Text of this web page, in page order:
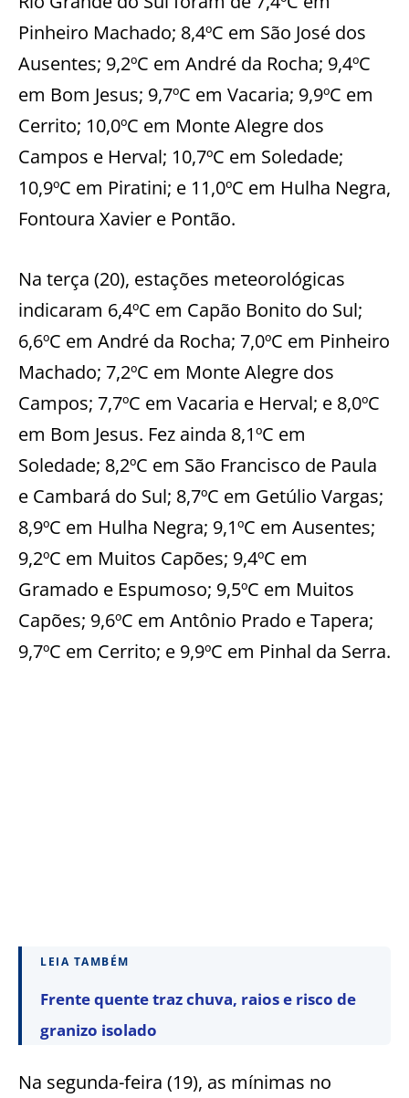
Pinheiro Machado; 8,4ºC em São José dos
Ausentes; 9,2ºC em André da Rocha; 9,4ºC
em Bom Jesus; 9,7ºC em Vacaria; 9,9ºC em
Cerrito; 10,0ºC em Monte Alegre dos
Campos e Herval; 10,7ºC em Soledade;
10,9ºC em Piratini; e 11,0ºC em Hulha Negra,
Fontoura Xavier e Pontão.
Na terça (20), estações meteorológicas
indicaram 6,4ºC em Capão Bonito do Sul;
6,6ºC em André da Rocha; 7,0ºC em Pinheiro
Machado; 7,2ºC em Monte Alegre dos
Campos; 7,7ºC em Vacaria e Herval; e 8,0ºC
em Bom Jesus. Fez ainda 8,1ºC em
Soledade; 8,2ºC em São Francisco de Paula
e Cambará do Sul; 8,7ºC em Getúlio Vargas;
8,9ºC em Hulha Negra; 9,1ºC em Ausentes;
9,2ºC em Muitos Capões; 9,4ºC em
Gramado e Espumoso; 9,5ºC em Muitos
Capões; 9,6ºC em Antônio Prado e Tapera;
9,7ºC em Cerrito; e 9,9ºC em Pinhal da Serra.
LEIA TAMBÉM
Frente quente traz chuva, raios e risco de
granizo isolado
Na segunda-feira (19), as mínimas no